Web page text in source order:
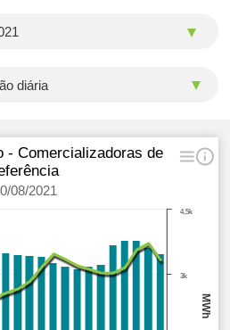
MWh
- Comercializadoras de
08/2021
3k
4,5k